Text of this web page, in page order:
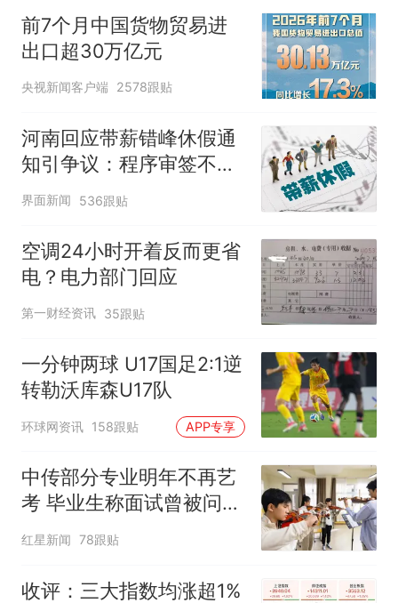
前7个月中国货物贸易进
出口超30万亿元
央视新闻客户端 2578跟贴
河南回应带薪错峰休假通
知引争议：程序审签不规
范，待修改后予以印发
界面新闻 536跟贴
空调24小时开着反而更省
电？电力部门回应
第一财经资讯 35跟贴
一分钟两球 U17国足2:1逆
转勒沃库森U17队
环球网资讯 158跟贴 APP专享
中传部分专业明年不再艺
考 毕业生称面试曾被问
“如何策划晚会” 专家：遏
红星新闻 78跟贴
收评：三大指数均涨超1%